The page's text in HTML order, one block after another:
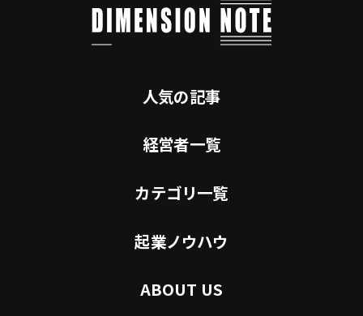
人気の記事
経営者一覧
カテゴリ一覧
起業ノウハウ
ABOUT US